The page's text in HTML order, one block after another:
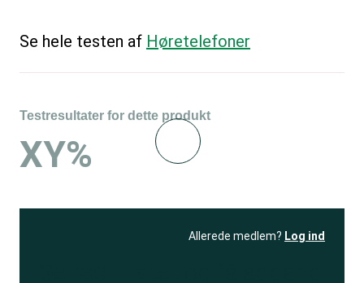
Se hele testen af Høretelefoner
Testresultater for dette produkt
XY%
Allerede medlem? Log ind